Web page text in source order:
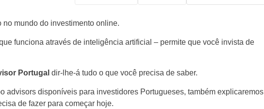
mundo do investimento online.
funciona através de inteligência artificial – permite que você invista de
Portugal dir-lhe-á tudo o que você precisa de saber.
advisors disponíveis para investidores Portugueses, também explicaremos
de fazer para começar hoje.